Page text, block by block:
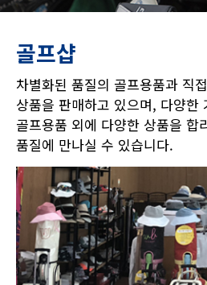
골프샵
차별화된 품질의 골프용품과 직
상품을 판매하고 있으며, 다양한
골프용품 외에 다양한 상품을 합
품질에 만나실 수 있습니다.